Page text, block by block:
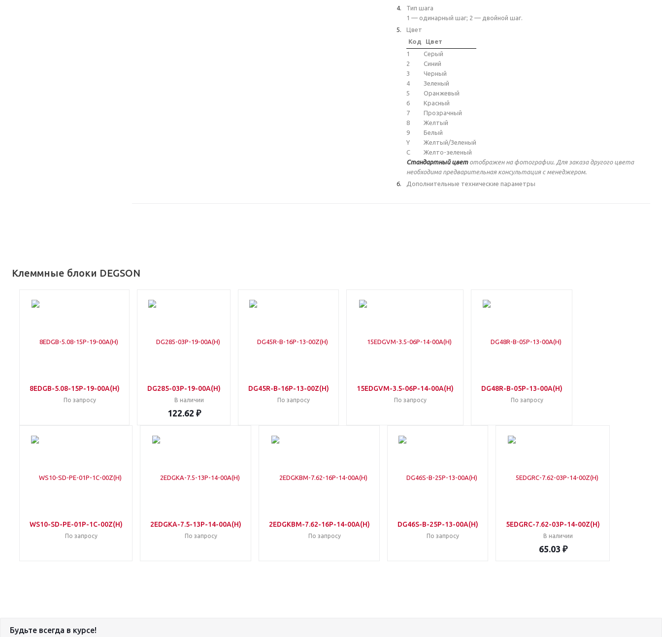
Тип шага
1 — одинарный шаг; 2 — двойной шаг.
Цвет
Код
Цвет
1
Серый
2
Синий
3
Черный
4
Зеленый
5
Оранжевый
6
Красный
7
Прозрачный
8
Желтый
9
Белый
Y
Желтый/Зеленый
C
Желто-зеленый
Стандартный цветотображен на фотографии. Для заказа другого цвета
необходима предварительная консультация с менеджером.
Дополнительные технические параметры
Клеммные блоки DEGSON
8EDGB-5.08-15P-19-00A(H)
По запросу
DG285-03P-19-00A(H)
В наличии
122.62 ₽
DG45R-B-16P-13-00Z(H)
По запросу
15EDGVM-3.5-06P-14-00A(H)
По запросу
DG48R-B-05P-13-00A(H)
По запросу
WS10-SD-PE-01P-1C-00Z(H)
По запросу
2EDGKA-7.5-13P-14-00A(H)
По запросу
2EDGKBM-7.62-16P-14-00A(H)
По запросу
DG46S-B-25P-13-00A(H)
По запросу
5EDGRC-7.62-03P-14-00Z(H)
В наличии
65.03 ₽
Будьте всегда в курсе!